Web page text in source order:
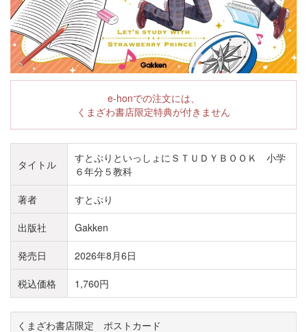
e-honでの注文には、
くまざわ書店限定特典が付きません
タイトル
すとぷりといっしょにＳＴＵＤＹＢＯＯＫ 小学
６年分５教科
著者 すとぷり
出版社 Gakken
発売日 2026年8月6日
税込価格 1,760円
くまざわ書店限定 ポストカード